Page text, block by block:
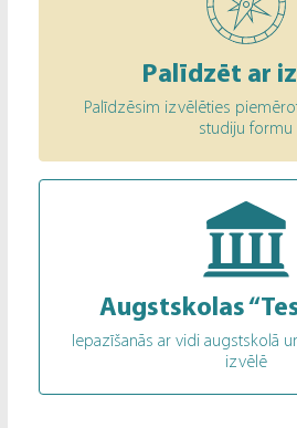
Palīdzēt ar
Palīdzēsim izvēlēties
studiju formu
Augstskolas
Iepazīšanās ar vidi augstskolā
izvēlē